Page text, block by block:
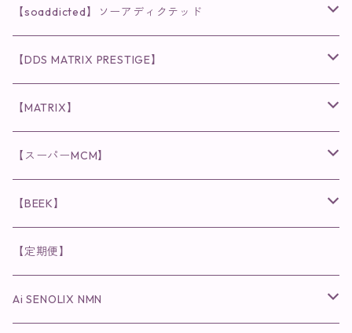
クレンジング・洗顔
化粧水
保湿ジェル・クリーム
ラディール
◉VI PLANTE
リキッド
ディフェンサー
メイク小物
◉ナチュリスティーアクレス
クレンジング
洗顔
◉インナーケア
食品
粒タイプ
◉cocochia
ヘナカラー
ヘアファンデーション
◉美顔器
◉スペシャルケア
◉肌悩み
◉V3シリーズ
ファンデーション・ベース
クレンジング・洗顔
リップ
◉V3 VSPIC C Line
クレンジング・洗顔
化粧水
◉スピケアシリーズ
◉V.O.Sシリーズ
クレンジング・洗顔
化粧水
◉メンズシリーズ
クレンジング・洗顔
化粧水
◉MESシリーズ
【soaddicted】ソーアディクテッド
ラッシュアディクト
まつ毛用美容液
眉毛用美容液
リップアディクト
唇用美容液
ヘアアディクト
【DDS MATRIX PRESTIGE】
スキンケアシリーズ
美容液
【MATRIX】
スキンケアシリーズ
美容液
洗顔
【スーパーMCM】
インナーケア
【BEEK】
インナーケア
【定期便】
Ai SENOLIX NMN